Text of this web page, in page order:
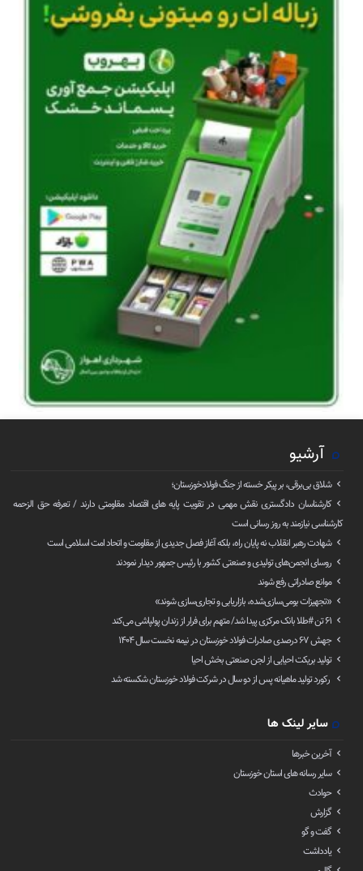
آرشیو
شلاق‌ بی‌برقی، بر پیکر خسته‌ از جنگ فولادخوزستان؛
کارشناسان دادگستری نقش مهمی در تقویت پایه های اقتصاد مقاومتی دارند / تعرفه حق الزحمه
کارشناسی نیازمند به روز رسانی است
شهادت رهبر انقلاب نه پایان راه، بلکه آغاز فصل جدیدی از مقاومت و اتحاد امت اسلامی است
روسای انجمن‌های تولیدی و صنعتی کشور با رئیس جمهور دیدار نمودند
موانع صادراتی رفع شوند
«تجهیزات بومی‌سازی‌شده، بازاریابی و تجاری‌سازی شوند»
۶۱ تن ‌#طلا بانک مرکزی پیدا شد/ متهم برای فرار از زندان پولپاشی می‌کند
جهش ۶۷ درصدی صادرات فولاد خوزستان در نیمه نخست سال ۱۴۰۴
تولید بریکت احیایی از لجن صنعتی بخش احیا
رکورد تولید ماهیانه پس از دو سال در شرکت فولاد خوزستان شکسته شد
سایر لینک ها
آخرین خبرها
سایر رسانه های استان خوزستان
حوادث
گزارش
گفت و گو
یادداشت